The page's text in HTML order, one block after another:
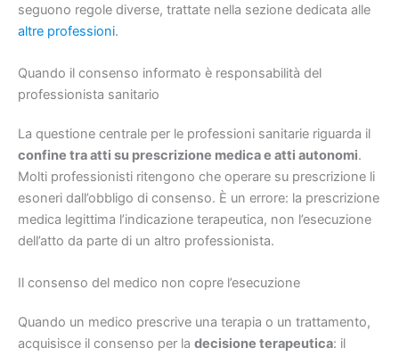
seguono regole diverse, trattate nella sezione dedicata alle
altre professioni.
Quando il consenso informato è responsabilità del
professionista sanitario
La questione centrale per le professioni sanitarie riguarda il
confine tra atti su prescrizione medica e atti autonomi.
Molti professionisti ritengono che operare su prescrizione li
esoneri dall’obbligo di consenso. È un errore: la prescrizione
medica legittima l’indicazione terapeutica, non l’esecuzione
dell’atto da parte di un altro professionista.
Il consenso del medico non copre l’esecuzione
Quando un medico prescrive una terapia o un trattamento,
acquisisce il consenso per la decisione terapeutica: il